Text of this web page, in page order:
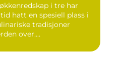
i tre har
hatt en spesiell plass i
tradisjoner
over....